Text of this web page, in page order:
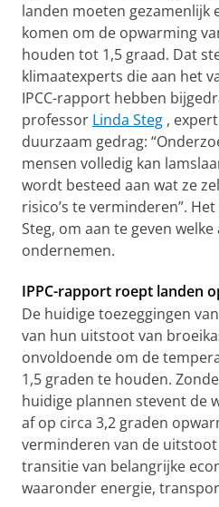
landen moeten gezamenlijk
komen om de opwarming
houden tot 1,5 graad. Dat
klimaatexperts die aan het
IPCC-rapport hebben
professor Linda Steg ,
duurzaam gedrag:
mensen volledig kan
wordt besteed aan wat ze
risico’s te verminderen”.
Steg, om aan te geven
ondernemen.
IPPC-rapport roept landen
De huidige toezeggingen
van hun uitstoot van
onvoldoende om de
1,5 graden te houden.
huidige plannen stevent de
af op circa 3,2 graden
verminderen van de
transitie van belangrijke
waaronder energie,